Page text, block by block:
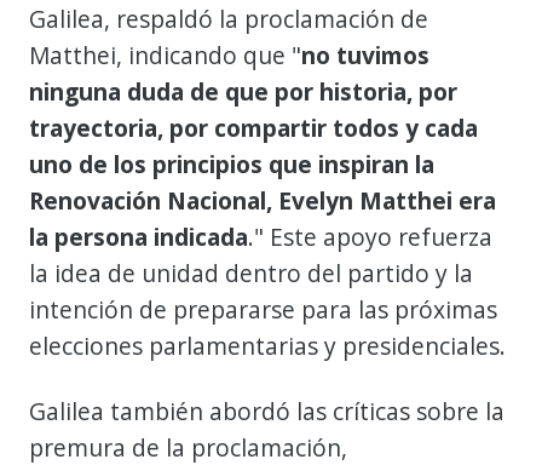
Galilea, respaldó la proclamación de
Matthei, indicando que "no tuvimos
ninguna duda de que por historia, por
trayectoria, por compartir todos y cada
uno de los principios que inspiran la
Renovación Nacional, Evelyn Matthei era
la persona indicada." Este apoyo refuerza
la idea de unidad dentro del partido y la
intención de prepararse para las próximas
elecciones parlamentarias y presidenciales.
Galilea también abordó las críticas sobre la
premura de la proclamación,